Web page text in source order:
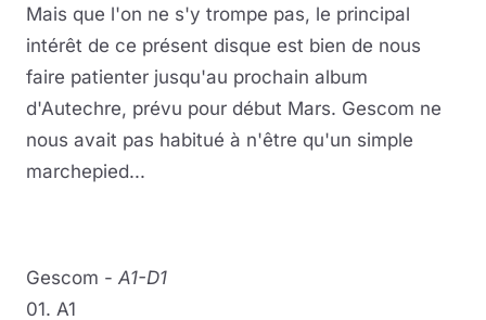
Mais que l'on ne s'y trompe pas, le principal
intérêt de ce présent disque est bien de nous
faire patienter jusqu'au prochain album
d'Autechre, prévu pour début Mars. Gescom ne
nous avait pas habitué à n'être qu'un simple
marchepied...
Gescom - A1-D1
01. A1